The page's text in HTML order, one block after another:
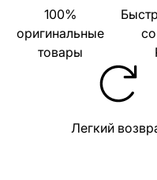
100%
оригинальные
товары
Легкий